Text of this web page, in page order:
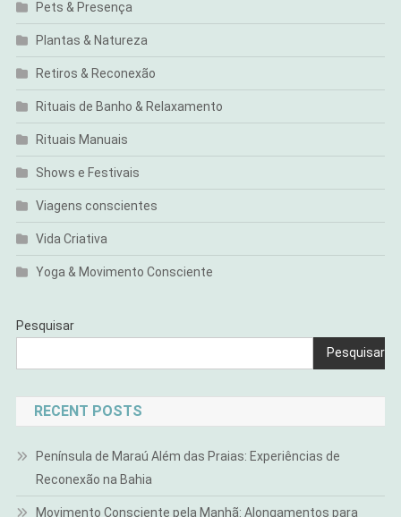
Pets & Presença
Plantas & Natureza
Retiros & Reconexão
Rituais de Banho & Relaxamento
Rituais Manuais
Shows e Festivais
Viagens conscientes
Vida Criativa
Yoga & Movimento Consciente
Pesquisar
Pesquisar
RECENT POSTS
Península de Maraú Além das Praias: Experiências de
Reconexão na Bahia
Movimento Consciente pela Manhã: Alongamentos para